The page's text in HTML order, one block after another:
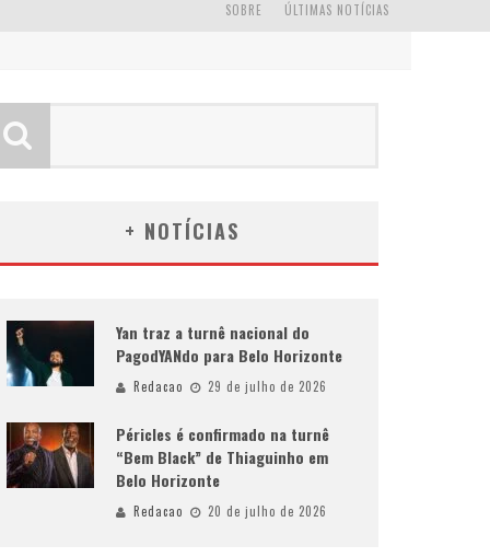
ÚLTIMAS NOTÍCIAS
SOBRE
+ NOTÍCIAS
Yan traz a turnê nacional do
PagodYANdo para Belo Horizonte
Redacao 29 de julho de 2026
Péricles é confirmado na turnê
“Bem Black” de Thiaguinho em
Belo Horizonte
Redacao 20 de julho de 2026